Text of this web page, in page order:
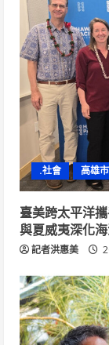
.社會 高雄市
臺美跨太平洋
與夏威夷深化
記者洪惠美